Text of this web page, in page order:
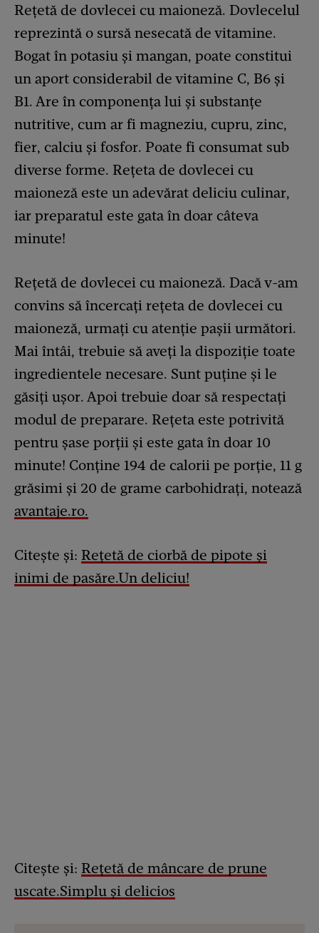
Rețetă de dovlecei cu maioneză. Dovlecelul
reprezintă o sursă nesecată de vitamine.
Bogat în potasiu și mangan, poate constitui
un aport considerabil de vitamine C, B6 și
B1. Are în componența lui și substanțe
nutritive, cum ar fi magneziu, cupru, zinc,
fier, calciu și fosfor. Poate fi consumat sub
diverse forme. Rețeta de dovlecei cu
maioneză este un adevărat deliciu culinar,
iar preparatul este gata în doar câteva
minute!
Rețetă de dovlecei cu maioneză. Dacă v-am
convins să încercați rețeta de dovlecei cu
maioneză, urmați cu atenție pașii următori.
Mai întâi, trebuie să aveți la dispoziție toate
ingredientele necesare. Sunt puține și le
găsiți ușor. Apoi trebuie doar să respectați
modul de preparare. Rețeta este potrivită
pentru șase porții și este gata în doar 10
minute! Conține 194 de calorii pe porție, 11 g
grăsimi și 20 de grame carbohidrați, notează
avantaje.ro.
Citește și: Rețetă de ciorbă de pipote și
inimi de pasăre.Un deliciu!
Citește și: Rețetă de mâncare de prune
uscate.Simplu și delicios